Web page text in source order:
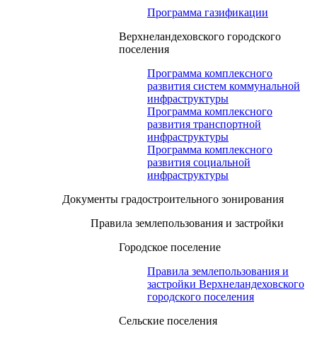
Программа газификации
Верхнеландеховского городского
поселения
Программа комплексного
развития систем коммунальной
инфраструктуры
Программа комплексного
развития транспортной
инфраструктуры
Программа комплексного
развития социальной
инфраструктуры
Документы градостроительного зонирования
Правила землепользования и застройки
Городское поселение
Правила землепользования и
застройки Верхнеландеховского
городского поселения
Сельские поселения